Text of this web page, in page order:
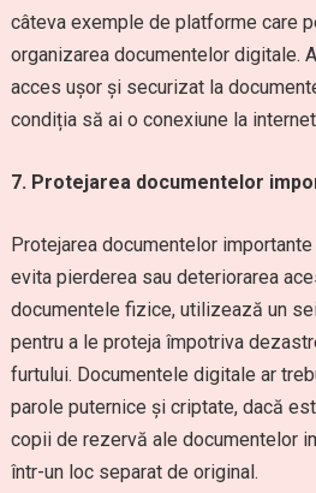
câteva exemple de platforme care
organizarea documentelor digitale.
acces ușor și securizat la
condiția să ai o conexiune la
7. Protejarea documentelor
Protejarea documentelor
evita pierderea sau deteriorarea
documentele fizice, utilizează un
pentru a le proteja împotriva
furtului. Documentele digitale ar
parole puternice și criptate, dacă
copii de rezervă ale documentelor
într-un loc separat de original.